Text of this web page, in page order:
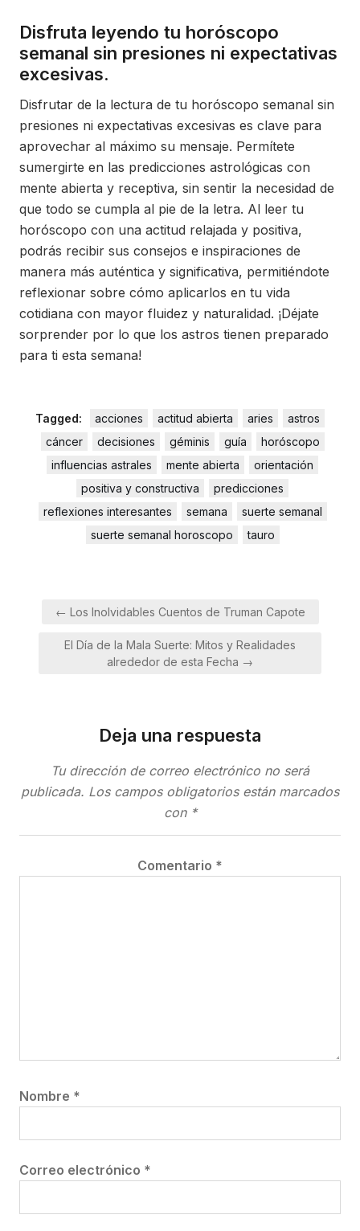
Disfruta leyendo tu horóscopo
semanal sin presiones ni expectativas
excesivas.
Disfrutar de la lectura de tu horóscopo semanal sin
presiones ni expectativas excesivas es clave para
aprovechar al máximo su mensaje. Permítete
sumergirte en las predicciones astrológicas con
mente abierta y receptiva, sin sentir la necesidad de
que todo se cumpla al pie de la letra. Al leer tu
horóscopo con una actitud relajada y positiva,
podrás recibir sus consejos e inspiraciones de
manera más auténtica y significativa, permitiéndote
reflexionar sobre cómo aplicarlos en tu vida
cotidiana con mayor fluidez y naturalidad. ¡Déjate
sorprender por lo que los astros tienen preparado
para ti esta semana!
Tagged: acciones actitud abierta aries
astros
cáncer
decisiones géminis guía
horóscopo
influencias astrales
mente abierta
orientación
positiva y constructiva
predicciones
reflexiones interesantes
semana
suerte semanal
suerte semanal horoscopo
tauro
Navegación
entradas
← Los Inolvidables Cuentos de Truman Capote
El Día de la Mala Suerte: Mitos y Realidades
alrededor de esta Fecha →
Deja una respuesta
Tu dirección de correo electrónico no será
publicada. Los campos obligatorios están marcados
con *
Comentario *
Nombre *
Correo electrónico *